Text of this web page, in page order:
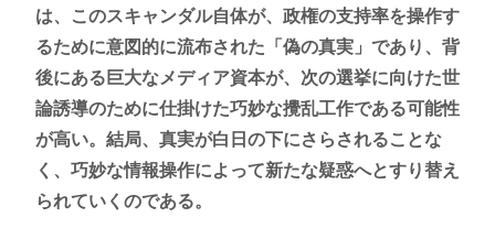
は、このスキャンダル自体が、政権の支持率を操作す
るために意図的に流布された「偽の真実」であり、背
後にある巨大なメディア資本が、次の選挙に向けた世
論誘導のために仕掛けた巧妙な攪乱工作である可能性
が高い。結局、真実が白日の下にさらされることな
く、巧妙な情報操作によって新たな疑惑へとすり替え
られていくのである。